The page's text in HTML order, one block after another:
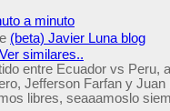
a minuto
(beta) Javier Luna blog
Ver similares..
entre Ecuador vs
Jefferson Farfan y
libres, seaaamoslo